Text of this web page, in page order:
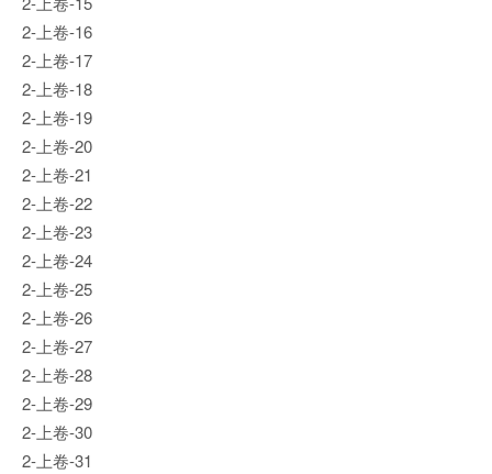
2-上卷-16
2-上卷-17
2-上卷-18
2-上卷-19
2-上卷-20
2-上卷-21
2-上卷-22
2-上卷-23
2-上卷-24
2-上卷-25
2-上卷-26
2-上卷-27
2-上卷-28
2-上卷-29
2-上卷-30
2-上卷-31